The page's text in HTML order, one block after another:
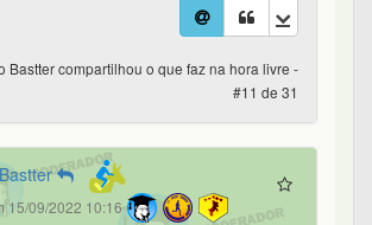
Bastter compartilhou o que faz na hora livre -
#11 de 31
Bastter
15/09/2022 10:16